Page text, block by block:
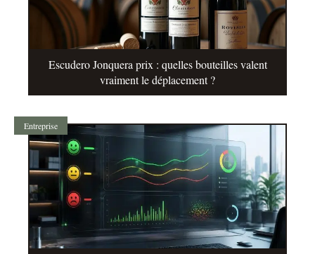
Escudero Jonquera prix : quelles bouteilles valent
vraiment le déplacement ?
Entreprise